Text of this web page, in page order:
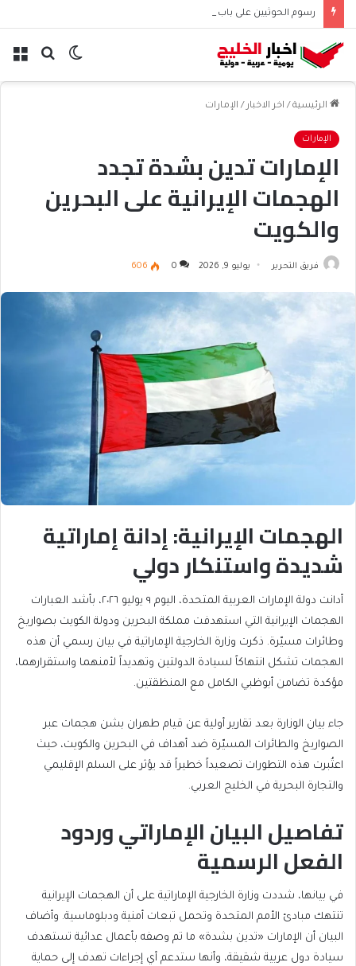
رسوم الحوثيين على باب المندب تعيد حسابات مخاطر الملاحة
بحث الوضع
الرئيسية / اخر الاخبار / الإمارات
الإمارات
الإمارات تدين بشدة تجدد
الهجمات الإيرانية على البحرين
والكويت
فريق التحرير يوليو 9, 2026 0
606
الهجمات الإيرانية: إدانة إماراتية
شديدة واستنكار دولي
أدانت دولة الإمارات العربية المتحدة، اليوم ٩ يوليو ٢٠٢٦، بأشد العبارات
الهجمات الإيرانية التي استهدفت مملكة البحرين ودولة الكويت بصواريخ
وطائرات مسيّرة. ذكرت وزارة الخارجية الإماراتية في بيان رسمي أن هذه
الهجمات تشكل انتهاكاً لسيادة الدولتين وتهديداً لأمنهما واستقرارهما،
مؤكدة تضامن أبوظبي الكامل مع المنظقتين.
جاء بيان الوزارة بعد تقارير أولية عن قيام طهران بشن هجمات عبر
الصواريخ والطائرات المسيّرة ضد أهداف في البحرين والكويت، حيث
اعتُبرت هذه التطورات تصعيداً خطيراً قد يؤثر على السلم الإقليمي
والتجارة البحرية في الخليج العربي.
تفاصيل البيان الإماراتي وردود
الفعل الرسمية
في بيانها، شددت وزارة الخارجية الإماراتية على أن الهجمات الإيرانية
تنتهك مبادئ الأمم المتحدة وتحمل تبعات أمنية ودبلوماسية. وأضاف
البيان أن الإمارات «تدين بشدة» ما تم وصفه بأعمال عدائية تستهدف
سيادة دول عربية شقيقة، وأنها ستدعم أي إجراءات تهدف إلى حماية